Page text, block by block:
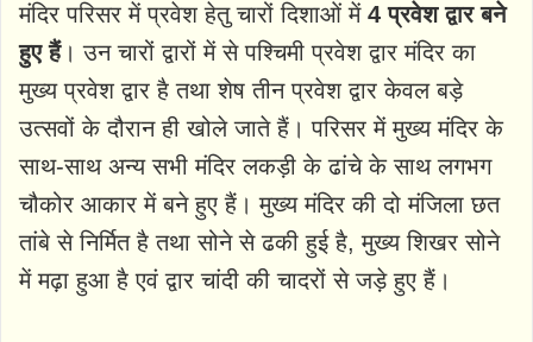
मंदिर परिसर में प्रवेश हेतु चारों दिशाओं में 4 प्रवेश द्वार बने
हुए हैं। उन चारों द्वारों में से पश्चिमी प्रवेश द्वार मंदिर का
मुख्य प्रवेश द्वार है तथा शेष तीन प्रवेश द्वार केवल बड़े
उत्सवों के दौरान ही खोले जाते हैं। परिसर में मुख्य मंदिर के
साथ-साथ अन्य सभी मंदिर लकड़ी के ढांचे के साथ लगभग
चौकोर आकार में बने हुए हैं। मुख्य मंदिर की दो मंजिला छत
तांबे से निर्मित है तथा सोने से ढकी हुई है, मुख्य शिखर सोने
में मढ़ा हुआ है एवं द्वार चांदी की चादरों से जड़े हुए हैं।